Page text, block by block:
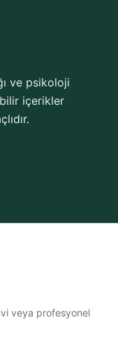
ve psikoloji
içerikler
veya profesyonel